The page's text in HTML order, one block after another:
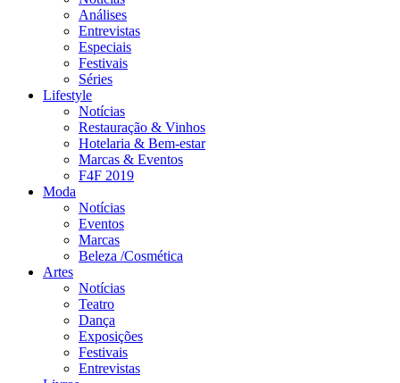
Análises
Entrevistas
Especiais
Festivais
Séries
Lifestyle
Notícias
Restauração & Vinhos
Hotelaria & Bem-estar
Marcas & Eventos
F4F 2019
Moda
Notícias
Eventos
Marcas
Beleza /Cosmética
Artes
Notícias
Teatro
Dança
Exposições
Festivais
Entrevistas